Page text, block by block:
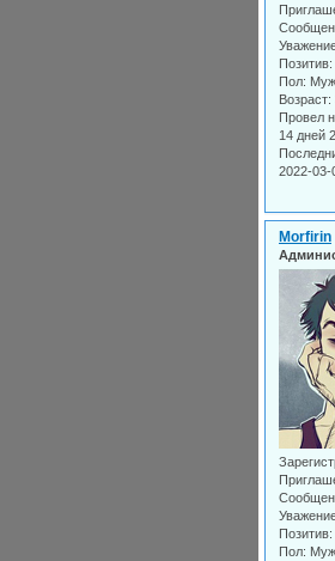
Позитив:
Пол:
Возраст:
Провел
14 дней
2022-03-
Morfirin
Позитив:
Пол: